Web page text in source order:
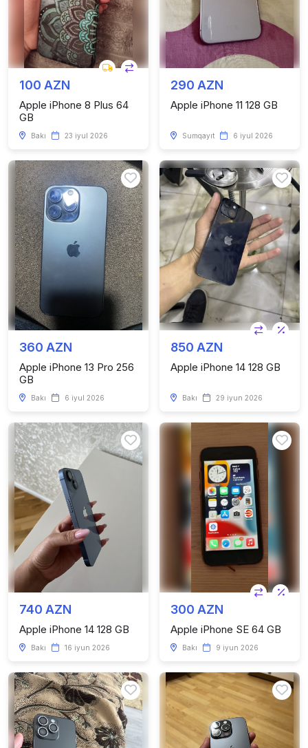
100 AZN
Apple iPhone 8 Plus 64
GB
Bakı 23 iyul 2026
290 AZN
Apple iPhone 11 128 GB
Sumqayıt 6 iyul 2026
360 AZN
Apple iPhone 13 Pro 256
GB
Bakı 6 iyul 2026
850 AZN
Apple iPhone 14 128 GB
Bakı 29 iyun 2026
740 AZN
Apple iPhone 14 128 GB
Bakı 16 iyun 2026
300 AZN
Apple iPhone SE 64 GB
Bakı 9 iyun 2026